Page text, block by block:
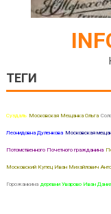
ТЕГИ
Суздаль Московская Мещанка Ольга
Леонидовна Дуленкова Московская
Потомственного Почетного гражданина
Московский Купец Иван Михайлович
Горожанкина деревни Уварово Иван